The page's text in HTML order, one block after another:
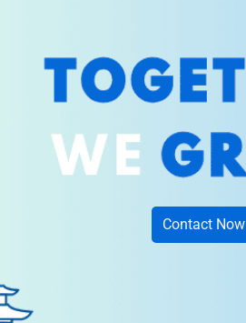
Contact Now